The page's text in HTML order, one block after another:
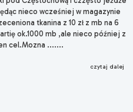
nieco wcześniej w magazynie
tkanina z 10 zł z mb na 6
ok.1000 mb ,ale nieco później z
cel.Mozna .......
czytaj dalej